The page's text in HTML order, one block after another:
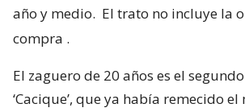
año y medio. El trato no incluye la
compra .
El zaguero de 20 años es el
‘Cacique’, que ya había remecido